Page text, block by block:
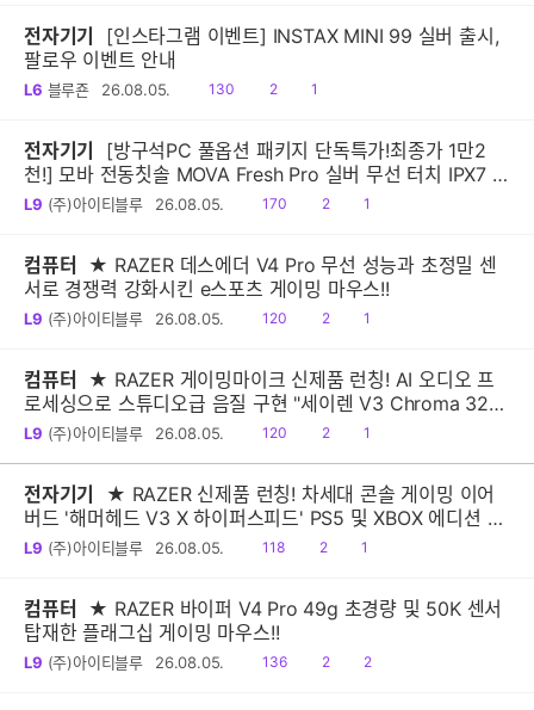
전자기기
[인스타그램 이벤트] INSTAX MINI 99 실버 출시,
팔로우 이벤트 안내
L6 블루죤 26.08.05.
읽
130
공
2
댓1
전자기기
[방구석PC 풀옵션 패키지 단독특가!최종가 1만2
천!] 모바 전동칫솔 MOVA Fresh Pro 실버 무선 터치 IPX7 방
수 10단계 진동 음파 전동칫솔
L9 (주)아이티블루 26.08.05.
읽
170
공
2
댓1
컴퓨터
★ RAZER 데스에더 V4 Pro 무선 성능과 초정밀 센
서로 경쟁력 강화시킨 e스포츠 게이밍 마우스!!
L9 (주)아이티블루 26.08.05.
읽
120
공
2
댓1
컴퓨터
★ RAZER 게이밍마이크 신제품 런칭! AI 오디오 프
로세싱으로 스튜디오급 음질 구현 "세이렌 V3 Chroma 32-
Bit DSP"
L9 (주)아이티블루 26.08.05.
읽
120
공
2
댓1
전자기기
★ RAZER 신제품 런칭! 차세대 콘솔 게이밍 이어
버드 '해머헤드 V3 X 하이퍼스피드' PS5 및 XBOX 에디션 출
시!
L9 (주)아이티블루 26.08.05.
읽
118
공
2
댓1
컴퓨터
★ RAZER 바이퍼 V4 Pro 49g 초경량 및 50K 센서
탑재한 플래그십 게이밍 마우스!!
L9 (주)아이티블루 26.08.05.
읽
136
공
2
댓
2